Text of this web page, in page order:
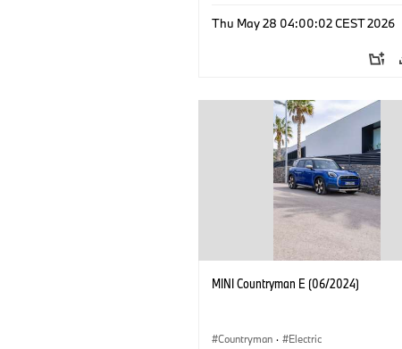
Thu May 28 04:00:02 CEST 2026
MINI Countryman E (06/2024)
Countryman · Electric